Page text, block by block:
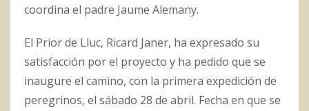
coordina el padre Jaume Alemany.
El Prior de Lluc, Ricard Janer, ha expresado su
satisfacción por el proyecto y ha pedido que se
inaugure el camino, con la primera expedición de
peregrinos, el sábado 28 de abril. Fecha en que se